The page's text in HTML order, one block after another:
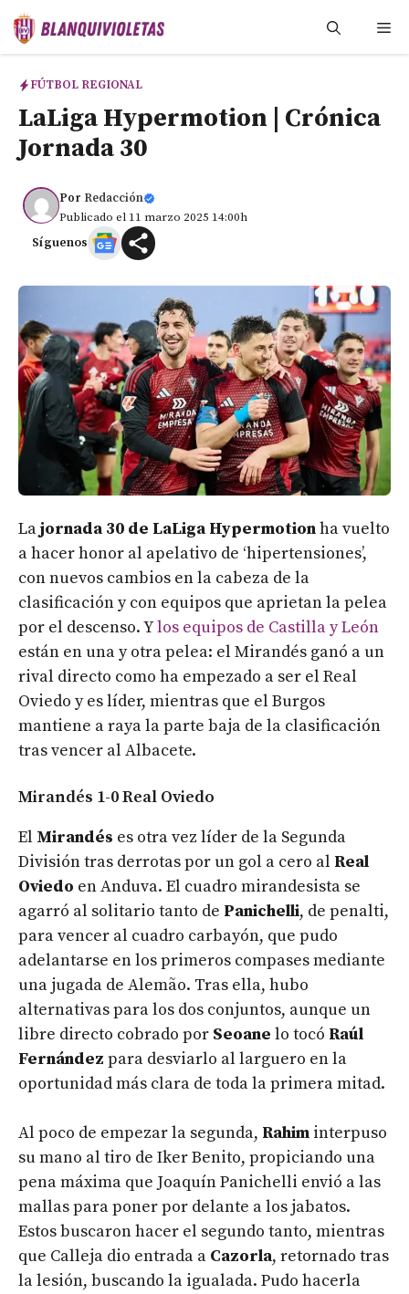
Saltar
FÚTBOL REGIONAL
LaLiga Hypermotion | Crónica
Jornada 30
Por Redacción
Publicado el 11 marzo 2025 14:00h
Síguenos
Lajornada 30 de LaLiga Hypermotionha vuelto
a hacer honor al apelativo de ‘hipertensiones’,
con nuevos cambios en la cabeza de la
clasificación y con equipos que aprietan la pelea
por el descenso. Ylos equipos de Castilla y León
están en una y otra pelea: el Mirandés ganó a un
rival directo como ha empezado a ser el Real
Oviedo y es líder, mientras que el Burgos
mantiene a raya la parte baja de la clasificación
tras vencer al Albacete.
Mirandés 1-0 Real Oviedo
El Mirandés es otra vez líder de la Segunda
División tras derrotas por un gol a cero al Real
Oviedo en Anduva. El cuadro mirandesista se
agarró al solitario tanto de Panichelli, de penalti,
para vencer al cuadro carbayón, que pudo
adelantarse en los primeros compases mediante
una jugada de Alemão. Tras ella, hubo
alternativas para los dos conjuntos, aunque un
libre directo cobrado por Seoane lo tocó Raúl
Fernández para desviarlo al larguero en la
oportunidad más clara de toda la primera mitad.
Al poco de empezar la segunda, Rahim interpuso
su mano al tiro de Iker Benito, propiciando una
pena máxima que Joaquín Panichelli envió a las
mallas para poner por delante a los jabatos.
Estos buscaron hacer el segundo tanto, mientras
que Calleja dio entrada a Cazorla, retornado tras
la lesión, buscando la igualada. Pudo hacerla